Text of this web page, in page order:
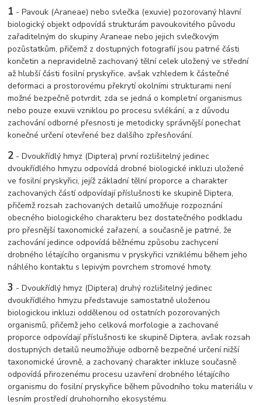
1 - Pavouk (Araneae) nebo svlečka (exuvie) pozorovaný hlavní
biologický objekt odpovídá strukturám pavoukovitého původu
zařaditelným do skupiny Araneae nebo jejich svlečkovým
pozůstatkům, přičemž z dostupných fotografií jsou patrné části
končetin a nepravidelně zachovaný tělní celek uložený ve střední
až hlubší části fosilní pryskyřice, avšak vzhledem k částečné
deformaci a prostorovému překrytí okolními strukturami není
možné bezpečně potvrdit, zda se jedná o kompletní organismus
nebo pouze exuvii vzniklou po procesu svlékání, a z důvodu
zachování odborné přesnosti je metodicky správnější ponechat
konečné určení otevřené bez dalšího zpřesňování.
2 - Dvoukřídlý hmyz (Diptera) první rozlišitelný jedinec
dvoukřídlého hmyzu odpovídá drobné biologické inkluzi uložené
ve fosilní pryskyřici, jejíž základní tělní proporce a charakter
zachovaných částí odpovídají příslušnosti ke skupině Diptera,
přičemž rozsah zachovaných detailů umožňuje rozpoznání
obecného biologického charakteru bez dostatečného podkladu
pro přesnější taxonomické zařazení, a současně je patrné, že
zachování jedince odpovídá běžnému způsobu zachycení
drobného létajícího organismu v pryskyřici vzniklému během jeho
náhlého kontaktu s lepivým povrchem stromové hmoty.
3 - Dvoukřídlý hmyz (Diptera) druhý rozlišitelný jedinec
dvoukřídlého hmyzu představuje samostatně uloženou
biologickou inkluzi oddělenou od ostatních pozorovaných
organismů, přičemž jeho celková morfologie a zachované
proporce odpovídají příslušnosti ke skupině Diptera, avšak rozsah
dostupných detailů neumožňuje odborně bezpečné určení nižší
taxonomické úrovně, a zachovaný charakter inkluze současně
odpovídá přirozenému procesu uzavření drobného létajícího
organismu do fosilní pryskyřice během původního toku materiálu v
lesním prostředí druhohorního ekosystému.